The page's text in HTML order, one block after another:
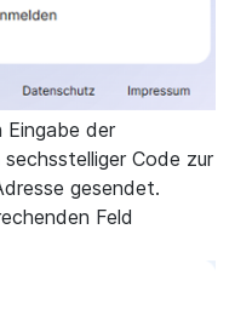
Eingabe der
Code zur
gesendet.
Feld